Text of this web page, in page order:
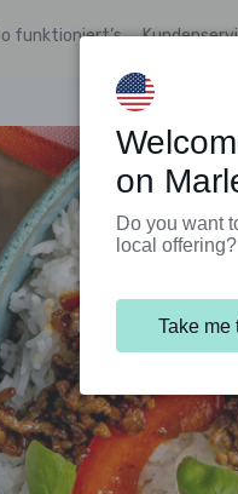
funktioniert’s
on
Do you want
local offering?
Take me